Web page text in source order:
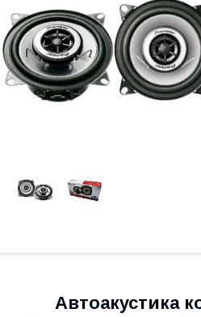
Автоакустика